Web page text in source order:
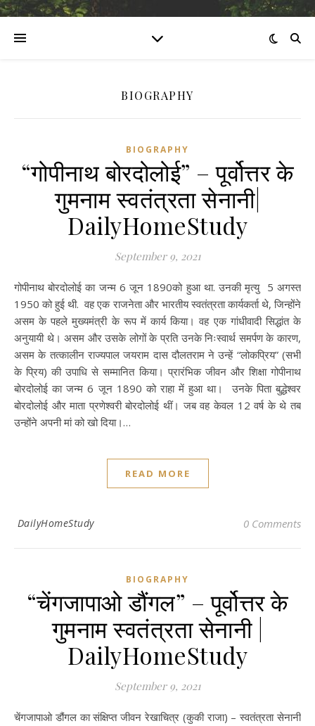
BIOGRAPHY
BIOGRAPHY
“गोपीनाथ बोरदोलोई” – पूर्वोत्तर के
गुमनाम स्वतंत्रता सेनानी|
DailyHomeStudy
September 9, 2021
गोपीनाथ बोरदोलोई का जन्म 6 जून 1890को हुआ था. उनकी मृत्यु 5 अगस्त
1950 को हुई थी. वह एक राजनेता और भारतीय स्वतंत्रता कार्यकर्ता थे, जिन्होंने
असम के पहले मुख्यमंत्री के रूप में कार्य किया। वह एक गांधीवादी सिद्धांत के
अनुयायी थे। असम और उसके लोगों के प्रति उनके निःस्वार्थ समर्पण के कारण,
असम के तत्कालीन राज्यपाल जयराम दास दौलतराम ने उन्हें “लोकप्रिय” (सभी
के प्रिय) की उपाधि से सम्मानित किया। प्रारंभिक जीवन और शिक्षा गोपीनाथ
बोरदोलोई का जन्म 6 जून 1890 को राहा में हुआ था। उनके पिता बुद्धेश्वर
बोरदोलोई और माता प्रणेश्वरी बोरदोलोई थीं। जब वह केवल 12 वर्ष के थे तब
उन्होंने अपनी मां को खो दिया।…
READ MORE
DailyHomeStudy 0 Comments
BIOGRAPHY
“चेंगजापाओ डौंगल” – पूर्वोत्तर के
गुमनाम स्वतंत्रता सेनानी |
DailyHomeStudy
September 9, 2021
चेंगजापाओ डौंगल का संक्षिप्त जीवन रेखाचित्र (कुकी राजा) – स्वतंत्रता सेनानी